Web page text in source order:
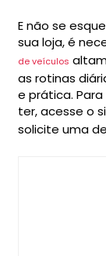
E não se
sua loja, é
de veículos
as rotinas
e prática.
ter, acesse o
solicite uma